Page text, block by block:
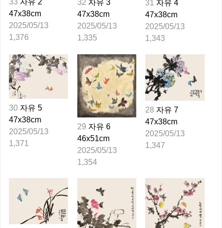
47x38cm
2025/05/13
1,376
32 자유 3
47x38cm
2025/05/13
1,335
31 자유 4
47x38cm
2025/05/13
1,343
30 자유 5
47x38cm
2025/05/13
1,371
29 자유 6
46x51cm
2025/05/13
1,354
28 자유 7
47x38cm
2025/05/13
1,347